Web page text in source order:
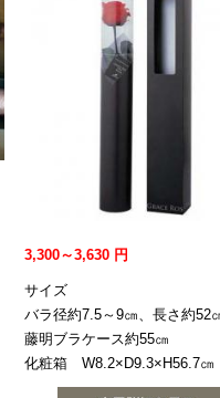
3,300～3,630 円
サイズ
バラ径約7.5～9㎝、長さ約52
藤明ブラケース約55㎝
化粧箱 W8.2×D9.3×H56.7㎝